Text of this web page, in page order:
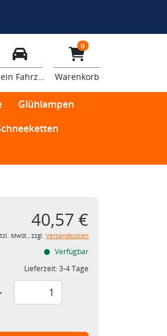
Fahrzeug
0
Warenkorb
Glühlampen
40,57 €
MwSt., zzgl. Versandkosten
Verfügbar
Lieferzeit:3-4 Tage